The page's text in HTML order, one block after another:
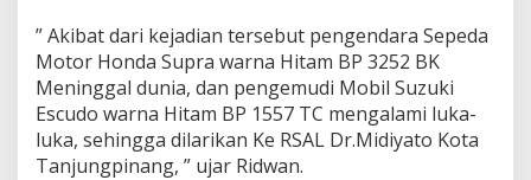
” Akibat dari kejadian tersebut pengendara Sepeda
Motor Honda Supra warna Hitam BP 3252 BK
Meninggal dunia, dan pengemudi Mobil Suzuki
Escudo warna Hitam BP 1557 TC mengalami luka-
luka, sehingga dilarikan Ke RSAL Dr.Midiyato Kota
Tanjungpinang, ” ujar Ridwan.